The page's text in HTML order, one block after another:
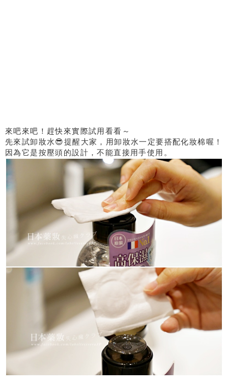
來吧來吧！趕快來實際試用看看～
先來試卸妝水😎提醒大家，用卸妝水一定要搭配化妝棉喔！
因為它是按壓頭的設計，不能直接用手使用。